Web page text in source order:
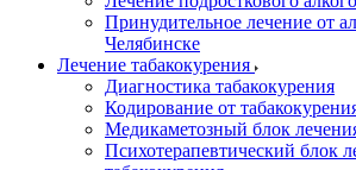
Принудительное лечение от
Челябинске
Лечение табакокурения
Диагностика табакокурения
Кодирование от
Медикаметозный блок
Психотерапевтический блок